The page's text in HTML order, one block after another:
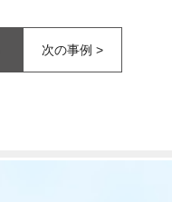
次の事例 >